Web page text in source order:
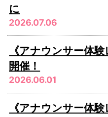
に
2026.07.06
《アナウンサー体
開催！
2026.06.01
《アナウンサー体